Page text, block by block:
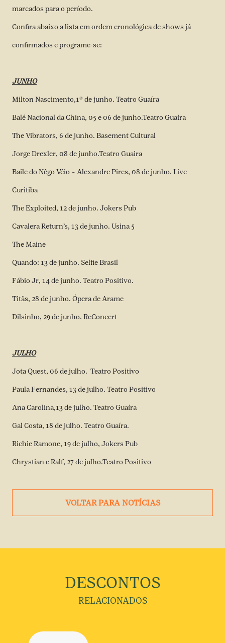
marcados para o período.
Confira abaixo a lista em ordem cronológica de shows já
confirmados e programe-se:
JUNHO
Milton Nascimento,1º de junho. Teatro Guaíra
Balé Nacional da China, 05 e 06 de junho.Teatro Guaíra
The Vibrators, 6 de junho. Basement Cultural
Jorge Drexler, 08 de junho.Teatro Guaira
Baile do Nêgo Véio – Alexandre Pires, 08 de junho. Live
Curitiba
The Exploited, 12 de junho. Jokers Pub
Cavalera Return’s, 13 de junho. Usina 5
The Maine
Quando: 13 de junho. Selfie Brasil
Fábio Jr, 14 de junho. Teatro Positivo.
Titãs, 28 de junho. Ópera de Arame
Dilsinho, 29 de junho. ReConcert
JULHO
Jota Quest, 06 de julho. Teatro Positivo
Paula Fernandes, 13 de julho. Teatro Positivo
Ana Carolina,13 de julho. Teatro Guaíra
Gal Costa, 18 de julho. Teatro Guaíra.
Richie Ramone, 19 de julho, Jokers Pub
Chrystian e Ralf, 27 de julho.Teatro Positivo
VOLTAR PARA NOTÍCIAS
DESCONTOS
RELACIONADOS